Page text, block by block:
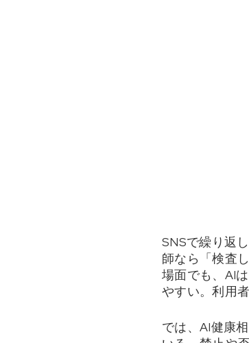
SNSで繰り返
師なら「検査
場面でも、AI
やすい。利用
では、AI健康